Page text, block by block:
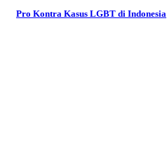
Pro Kontra Kasus LGBT di Indonesia